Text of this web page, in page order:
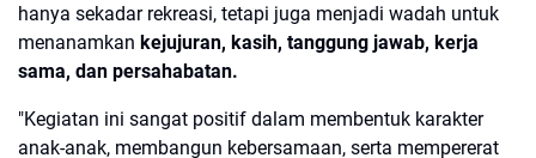
hanya sekadar rekreasi, tetapi juga menjadi wadah untuk
menanamkan kejujuran, kasih, tanggung jawab, kerja
sama, dan persahabatan.
"Kegiatan ini sangat positif dalam membentuk karakter
anak-anak, membangun kebersamaan, serta mempererat